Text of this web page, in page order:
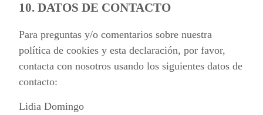
10. DATOS DE CONTACTO
Para preguntas y/o comentarios sobre nuestra
política de cookies y esta declaración, por favor,
contacta con nosotros usando los siguientes datos de
contacto:
Lidia Domingo